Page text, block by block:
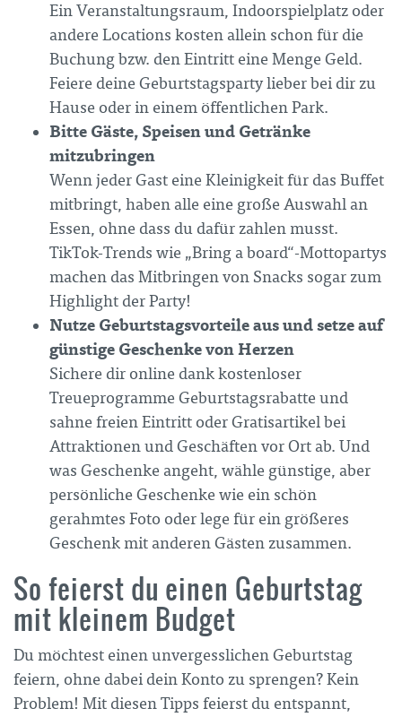
Ein Veranstaltungsraum, Indoorspielplatz oder
andere Locations kosten allein schon für die
Buchung bzw. den Eintritt eine Menge Geld.
Feiere deine Geburtstagsparty lieber bei dir zu
Hause oder in einem öffentlichen Park.
Bitte Gäste, Speisen und Getränke
mitzubringen
Wenn jeder Gast eine Kleinigkeit für das Buffet
mitbringt, haben alle eine große Auswahl an
Essen, ohne dass du dafür zahlen musst.
TikTok-Trends wie „Bring a board“-Mottopartys
machen das Mitbringen von Snacks sogar zum
Highlight der Party!
Nutze Geburtstagsvorteile aus und setze auf
günstige Geschenke von Herzen
Sichere dir online dank kostenloser
Treueprogramme Geburtstagsrabatte und
sahne freien Eintritt oder Gratisartikel bei
Attraktionen und Geschäften vor Ort ab. Und
was Geschenke angeht, wähle günstige, aber
persönliche Geschenke wie ein schön
gerahmtes Foto oder lege für ein größeres
Geschenk mit anderen Gästen zusammen.
So feierst du einen Geburtstag
mit kleinem Budget
Du möchtest einen unvergesslichen Geburtstag
feiern, ohne dabei dein Konto zu sprengen? Kein
Problem! Mit diesen Tipps feierst du entspannt,